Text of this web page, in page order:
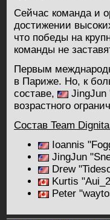
Сейчас команда и
достижении
что победы на
команды не
Первым
в Париже. Но, к
составе,
JingJun
возрастного
Состав Team
Ioannis
JingJun
Drew
Kurtis
Peter